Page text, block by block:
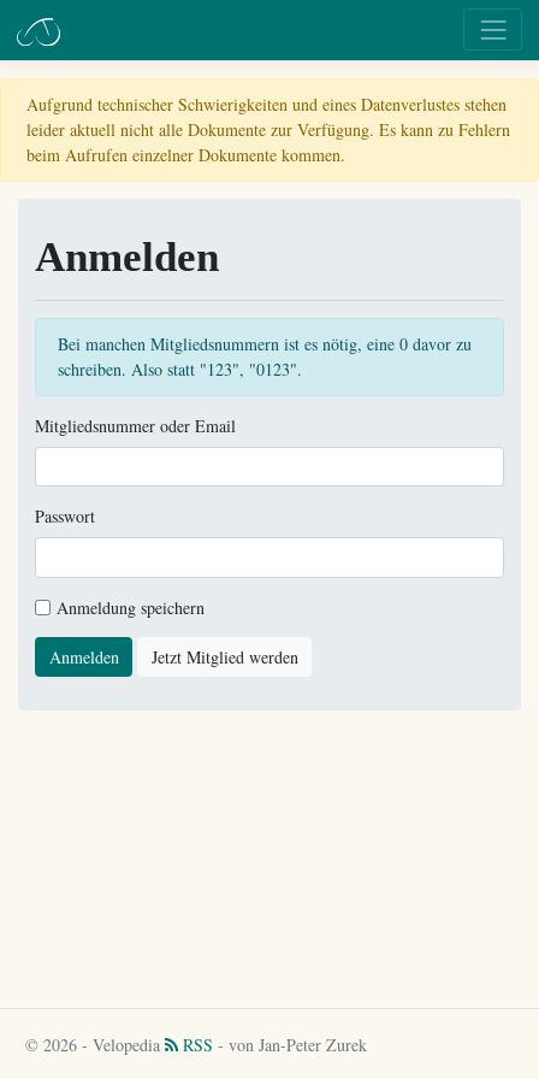
Aufgrund technischer Schwierigkeiten und eines Datenverlustes stehen
leider aktuell nicht alle Dokumente zur Verfügung. Es kann zu Fehlern
beim Aufrufen einzelner Dokumente kommen.
Anmelden
Bei manchen Mitgliedsnummern ist es nötig, eine 0 davor zu
schreiben. Also statt "123", "0123".
Mitgliedsnummer oder Email
Passwort
Anmeldung speichern
Anmelden Jetzt Mitglied werden
© 2026 - Velopedia RSS - von Jan-Peter Zurek